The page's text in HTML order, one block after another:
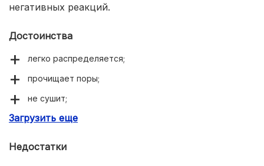
негативных реакций.
Достоинства
легко распределяется;
прочищает поры;
не сушит;
имеет нейтральный аромат;
Загрузить еще
Недостатки